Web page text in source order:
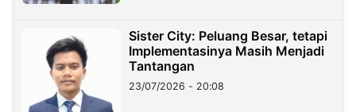
Sister City: Peluang Besar, tetapi
Implementasinya Masih Menjadi
Tantangan
23/07/2026 - 20:08